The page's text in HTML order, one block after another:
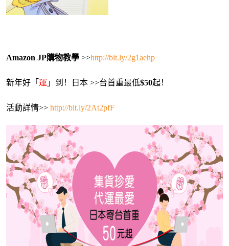
Amazon JP購物教學 >>http://bit.ly/2g1aehp
新年好「 運 」到！日本 >>台首重最低$50起！
活動詳情>> http://bit.ly/2At2pfF